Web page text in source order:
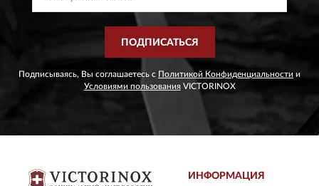
ПОДПИСАТЬСЯ
Подписываясь, Вы соглашаетесь с Политикой Конфиденциальности и
Условиями пользованияVICTORINOX
ИНФОРМАЦИЯ